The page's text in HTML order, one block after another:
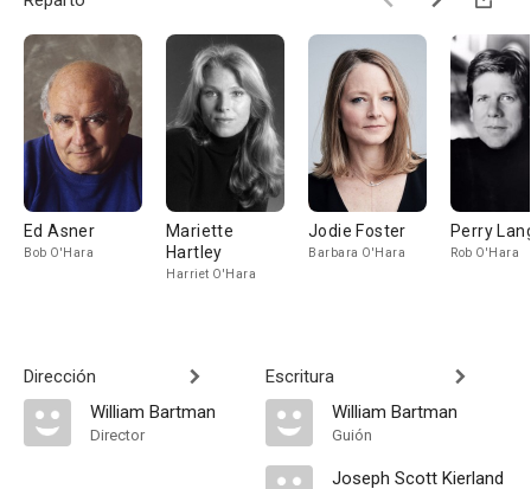
Ed Asner
Bob O'Hara
Mariette
Hartley
Harriet O'Hara
Jodie Foster
Barbara O'Hara
Perry
Rob O'Hara
Dirección
William Bartman
Director
Escritura
William Bartman
Guión
Joseph Scott Kierland